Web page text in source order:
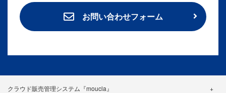
お問い合わせフォーム
クラウド販売管理システム『moucla』